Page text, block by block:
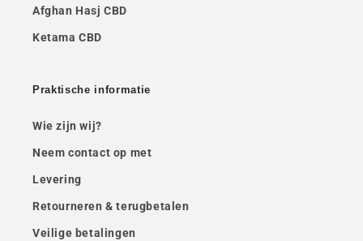
Afghan Hasj CBD
Ketama CBD
Praktische informatie
Wie zijn wij?
Neem contact op met
Levering
Retourneren & terugbetalen
Veilige betalingen